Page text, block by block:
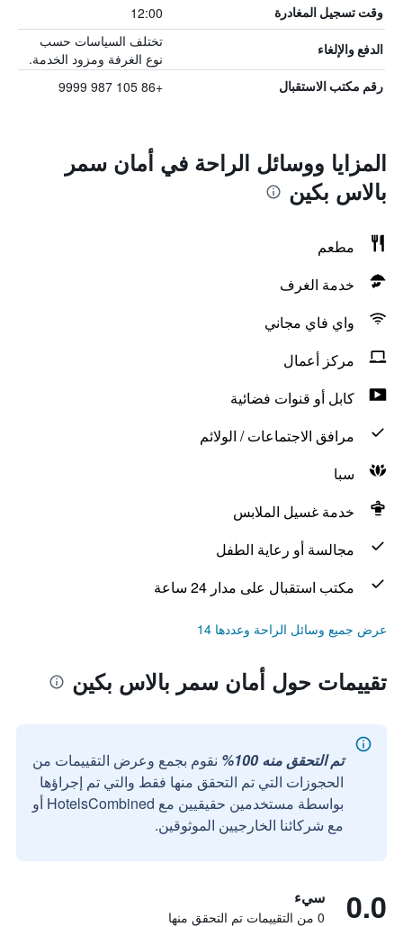
وقت تسجيل المغادرة 12:00
الدفع والإلغاء
تختلف السياسات حسب
نوع الغرفة ومزود الخدمة.
رقم مكتب الاستقبال +86 105 987 9999
المزايا ووسائل الراحة في أمان سمر
بالاس بكين
مطعم
خدمة الغرف
واي فاي مجاني
مركز أعمال
كابل أو قنوات فضائية
مرافق الاجتماعات / الولائم
سبا
خدمة غسيل الملابس
مجالسة أو رعاية الطفل
مكتب استقبال على مدار 24 ساعة
عرض جميع وسائل الراحة وعددها 14
تقييمات حول أمان سمر بالاس بكين
تم التحقق منه 100%
نقوم بجمع وعرض التقييمات من
الحجوزات التي تم التحقق منها فقط والتي تم إجراؤها
بواسطة مستخدمين حقيقيين مع HotelsCombined أو
مع شركائنا الخارجيين الموثوقين.
0.0 سيء
0 من التقييمات تم التحقق منها